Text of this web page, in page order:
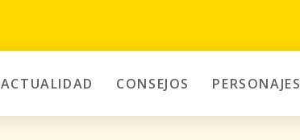
ACTUALIDAD CONSEJOS PERSONAJES